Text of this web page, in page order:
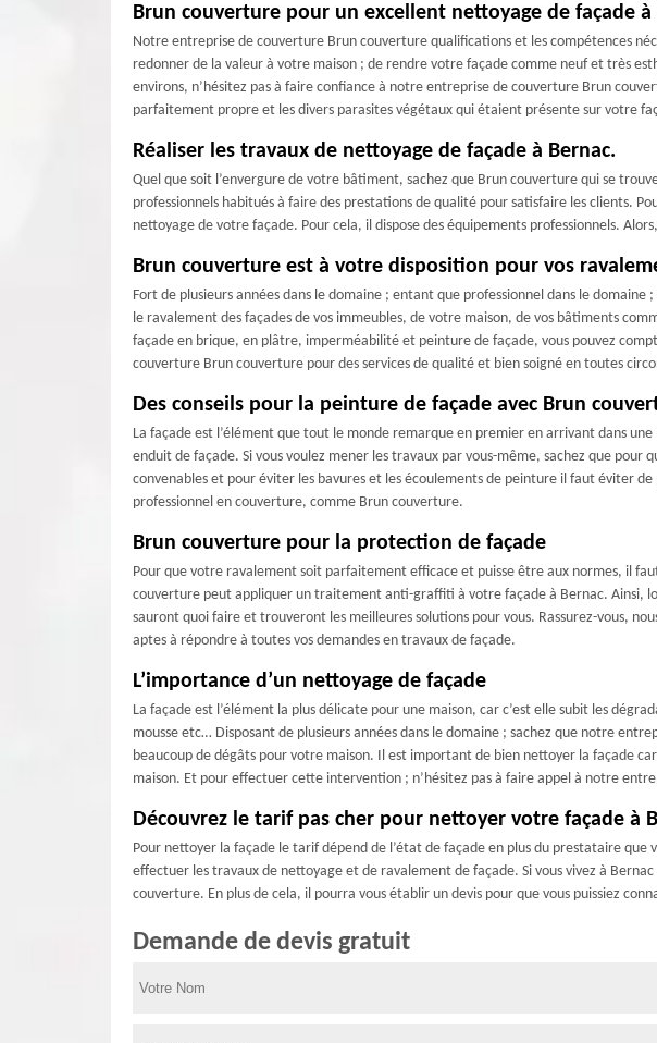
Brun couverture pour un excellent nettoyage de façade à
Notre entreprise de couverture Brun couverture qualifications et les compétences
redonner de la valeur à votre maison ; de rendre votre façade comme neuf et très
environs, n’hésitez pas à faire confiance à notre entreprise de couverture Brun
parfaitement propre et les divers parasites végétaux qui étaient présente sur votre
Réaliser les travaux de nettoyage de façade à Bernac.
Quel que soit l’envergure de votre bâtiment, sachez que Brun couverture qui se
professionnels habitués à faire des prestations de qualité pour satisfaire les clients.
nettoyage de votre façade. Pour cela, il dispose des équipements professionnels.
Brun couverture est à votre disposition pour vos
Fort de plusieurs années dans le domaine ; entant que professionnel dans le
le ravalement des façades de vos immeubles, de votre maison, de vos bâtiments
façade en brique, en plâtre, imperméabilité et peinture de façade, vous pouvez
couverture Brun couverture pour des services de qualité et bien soigné en toutes
Des conseils pour la peinture de façade avec Brun
La façade est l’élément que tout le monde remarque en premier en arrivant dans
enduit de façade. Si vous voulez mener les travaux par vous-même, sachez que
convenables et pour éviter les bavures et les écoulements de peinture il faut éviter
professionnel en couverture, comme Brun couverture.
Brun couverture pour la protection de façade
Pour que votre ravalement soit parfaitement efficace et puisse être aux normes, il
couverture peut appliquer un traitement anti-graffiti à votre façade à Bernac. Ainsi,
sauront quoi faire et trouveront les meilleures solutions pour vous. Rassurez-vous,
aptes à répondre à toutes vos demandes en travaux de façade.
L’importance d’un nettoyage de façade
La façade est l’élément la plus délicate pour une maison, car c’est elle subit les
mousse etc… Disposant de plusieurs années dans le domaine ; sachez que notre
beaucoup de dégâts pour votre maison. Il est important de bien nettoyer la façade
maison. Et pour effectuer cette intervention ; n’hésitez pas à faire appel à notre
Découvrez le tarif pas cher pour nettoyer votre façade à
Pour nettoyer la façade le tarif dépend de l’état de façade en plus du prestataire
effectuer les travaux de nettoyage et de ravalement de façade. Si vous vivez à
couverture. En plus de cela, il pourra vous établir un devis pour que vous puissiez
Demande de devis gratuit